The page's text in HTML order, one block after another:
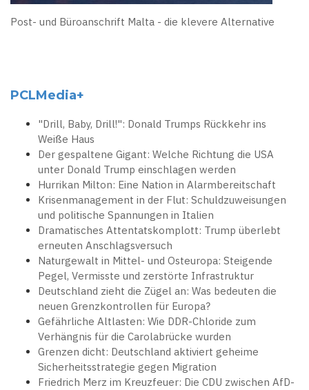
Post- und Büroanschrift Malta - die klevere Alternative
PCLMedia+
"Drill, Baby, Drill!": Donald Trumps Rückkehr ins
Weiße Haus
Der gespaltene Gigant: Welche Richtung die USA
unter Donald Trump einschlagen werden
Hurrikan Milton: Eine Nation in Alarmbereitschaft
Krisenmanagement in der Flut: Schuldzuweisungen
und politische Spannungen in Italien
Dramatisches Attentatskomplott: Trump überlebt
erneuten Anschlagsversuch
Naturgewalt in Mittel- und Osteuropa: Steigende
Pegel, Vermisste und zerstörte Infrastruktur
Deutschland zieht die Zügel an: Was bedeuten die
neuen Grenzkontrollen für Europa?
Gefährliche Altlasten: Wie DDR-Chloride zum
Verhängnis für die Carolabrücke wurden
Grenzen dicht: Deutschland aktiviert geheime
Sicherheitsstrategie gegen Migration
Friedrich Merz im Kreuzfeuer: Die CDU zwischen AfD-